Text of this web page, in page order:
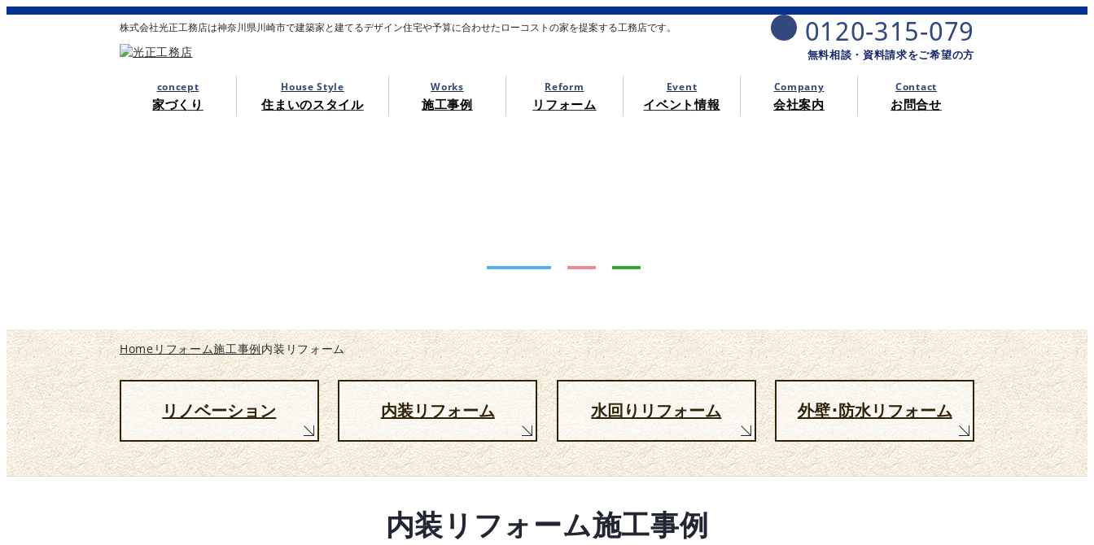
株式会社光正工務店は神奈川県川崎市で建築家と建てるデザイン住宅や予算に合わせたローコストの家を提案する工務店です。 0120-315-079
無料相談・資料請求をご希望の方
concept
家づくり
House Style
住まいのスタイル
Works
施工事例
Reform
リフォーム
Event
イベント情報
Company
会社案内
Contact
お問合せ
Homeリフォーム施工事例内装リフォーム
リノベーション 内装リフォーム 水回りリフォーム 外壁･防水リフォーム
内装リフォーム施工事例